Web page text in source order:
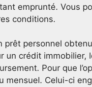
emprunté. Vous
conditions.
prêt personnel
un crédit immobilier,
Pour que
mensuel. Celui-ci